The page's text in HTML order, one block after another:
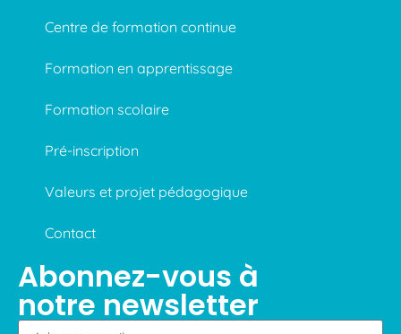
Centre de formation continue
Formation en apprentissage
Formation scolaire
Pré-inscription
Valeurs et projet pédagogique
Contact
Abonnez-vous à
notre newsletter